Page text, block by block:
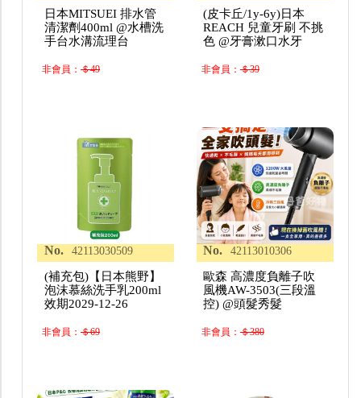
日本MITSUEI 排水管
清潔劑400ml @水槽洗
手台水溝流理台
非會員：＄49
(皮卡丘/1y-6y)日本
REACH 兒童牙刷 不挑
色 @牙膏漱口水牙
非會員：＄39
No. 42113030509
(補充包)【日本熊野】
泡沫慕絲洗手乳200ml
效期2029-12-26
非會員：＄69
No. 42113010306
歐森 高濃度負離子吹
風機AW-3503(三段溫
控) @頭髮秀髮
非會員：＄380